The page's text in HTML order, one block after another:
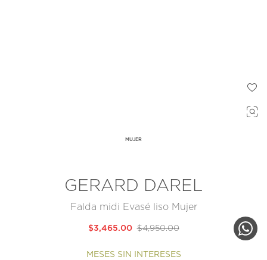
MUJER
GERARD DAREL
Falda midi Evasé liso Mujer
$4,950.00
$3,465.00
MESES SIN INTERESES